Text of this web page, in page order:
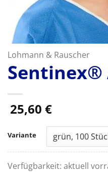
Lohmann & Rauscher
Sentinex®
25,60 €
Variante
Verfügbarkeit: aktuell